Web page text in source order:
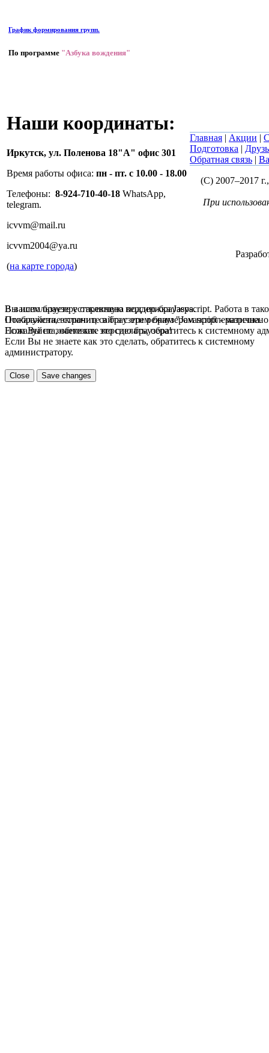
График формирования групп.
По программе "Азбука вождения"
Наши координаты:
Иркутск, ул. Поленова 18"А" офис 301
Время работы офиса: пн - пт. с 10.00 - 18.00
Телефоны: 8-924-710-40-18 WhatsApp,
telegram.
icvvm@mail.ru
icvvm2004@ya.ru
(на карте города)
Главная | Акции |
Подготовка |
Обратная связь |
(C) 2007–2017
При
В вашем браузере отключена поддержка Jasvscript. Работа в
Пожалуйста, включите в браузере режим "Javascript -
Если Вы не знаете как это сделать, обратитесь к системному
Вы используете устаревшую версию браузера.
Отображение страниц сайта с этим браузером проблематична.
Пожалуйста, обновите версию браузера!
Если Вы не знаете как это сделать, обратитесь к системному
администратору.
Close Save changes